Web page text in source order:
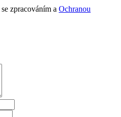
zpracováním a Ochranou